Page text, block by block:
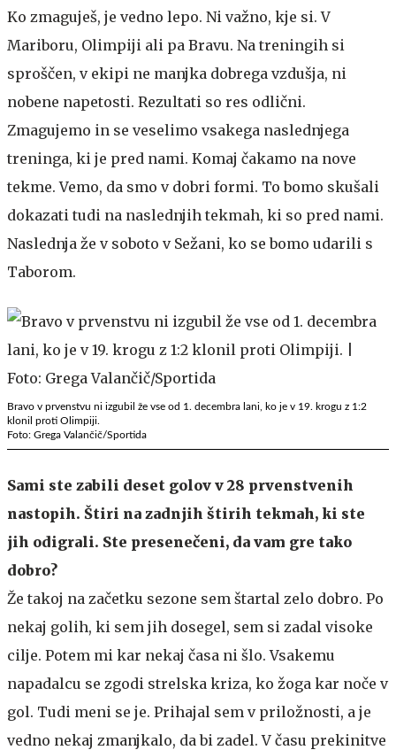
Ko zmaguješ, je vedno lepo. Ni važno, kje si. V
Mariboru, Olimpiji ali pa Bravu. Na treningih si
sproščen, v ekipi ne manjka dobrega vzdušja, ni
nobene napetosti. Rezultati so res odlični.
Zmagujemo in se veselimo vsakega naslednjega
treninga, ki je pred nami. Komaj čakamo na nove
tekme. Vemo, da smo v dobri formi. To bomo skušali
dokazati tudi na naslednjih tekmah, ki so pred nami.
Naslednja že v soboto v Sežani, ko se bomo udarili s
Taborom.
Bravo v prvenstvu ni izgubil že vse od 1. decembra lani, ko je v 19. krogu z 1:2
klonil proti Olimpiji.
Foto: Grega Valančič/Sportida
Sami ste zabili deset golov v 28 prvenstvenih
nastopih. Štiri na zadnjih štirih tekmah, ki ste
jih odigrali. Ste presenečeni, da vam gre tako
dobro?
Že takoj na začetku sezone sem štartal zelo dobro. Po
nekaj golih, ki sem jih dosegel, sem si zadal visoke
cilje. Potem mi kar nekaj časa ni šlo. Vsakemu
napadalcu se zgodi strelska kriza, ko žoga kar noče v
gol. Tudi meni se je. Prihajal sem v priložnosti, a je
vedno nekaj zmanjkalo, da bi zadel. V času prekinitve